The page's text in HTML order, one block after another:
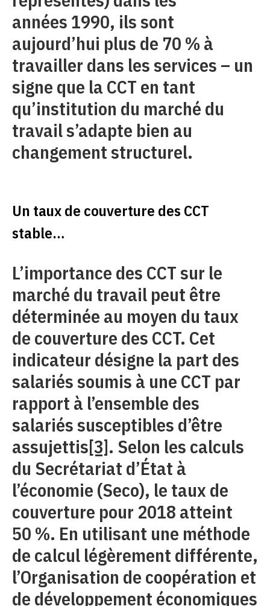
années 1990, ils sont
aujourd’hui plus de 70 % à
travailler dans les services – un
signe que la CCT en tant
qu’institution du marché du
travail s’adapte bien au
changement structurel.
Un taux de couverture des CCT
stable…
L’importance des CCT sur le
marché du travail peut être
déterminée au moyen du taux
de couverture des CCT. Cet
indicateur désigne la part des
salariés soumis à une CCT par
rapport à l’ensemble des
salariés susceptibles d’être
assujettis[3]. Selon les calculs
du Secrétariat d’État à
l’économie (Seco), le taux de
couverture pour 2018 atteint
50 %. En utilisant une méthode
de calcul légèrement différente,
l’Organisation de coopération et
de développement économiques